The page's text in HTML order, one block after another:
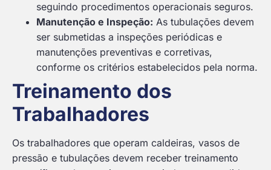
seguindo procedimentos operacionais seguros.
Manutenção e Inspeção: As tubulações devem
ser submetidas a inspeções periódicas e
manutenções preventivas e corretivas,
conforme os critérios estabelecidos pela norma.
Treinamento dos
Trabalhadores
Os trabalhadores que operam caldeiras, vasos de
pressão e tubulações devem receber treinamento